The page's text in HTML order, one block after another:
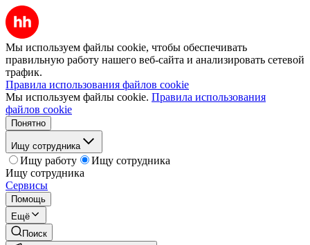
Мы используем файлы cookie, чтобы обеспечивать
правильную работу нашего веб-сайта и анализировать сетевой
трафик.
Правила использования файлов cookie
Мы используем файлы cookie. Правила использования
файлов cookie
Понятно
Ищу сотрудника
Ищу работу
Ищу сотрудника
Ищу сотрудника
Сервисы
Помощь
Ещё
Поиск